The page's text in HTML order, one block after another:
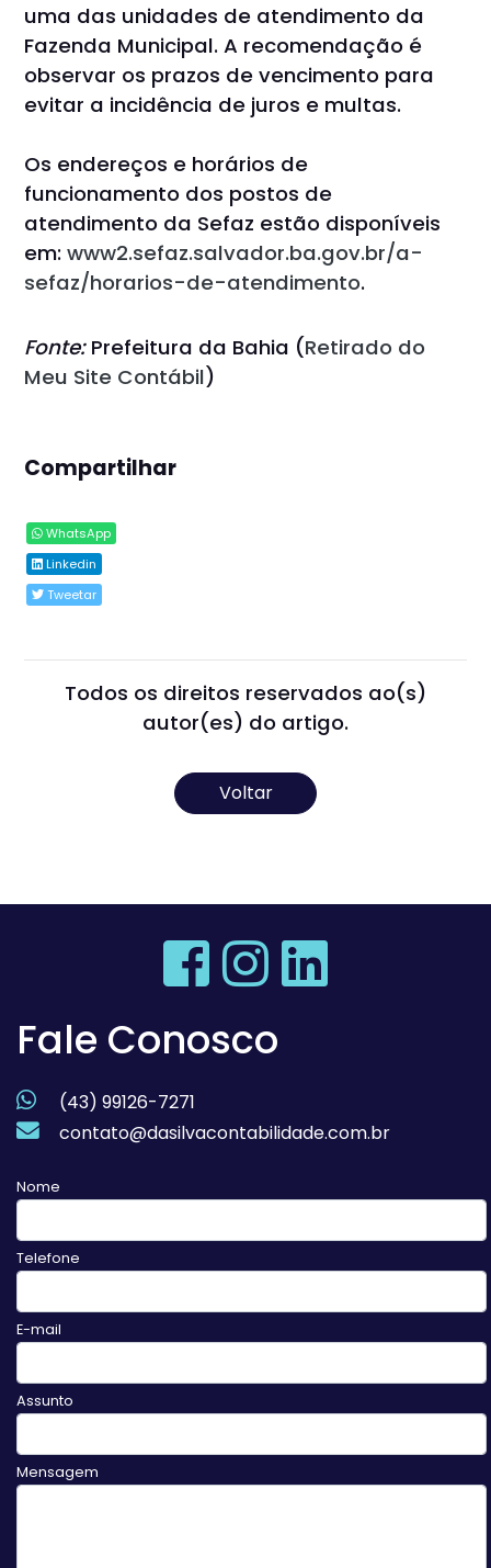
uma das unidades de atendimento da
Fazenda Municipal. A recomendação é
observar os prazos de vencimento para
evitar a incidência de juros e multas.
Os endereços e horários de
funcionamento dos postos de
atendimento da Sefaz estão disponíveis
em:www2.sefaz.salvador.ba.gov.br/a-
sefaz/horarios-de-atendimento.
Fonte:Prefeitura da Bahia (Retirado do
Meu Site Contábil)
Compartilhar
WhatsApp
Linkedin
Tweetar
Todos os direitos reservados ao(s)
autor(es) do artigo.
Voltar
Fale Conosco
(43) 99126-7271
contato@dasilvacontabilidade.com.br
Nome
Telefone
E-mail
Assunto
Mensagem